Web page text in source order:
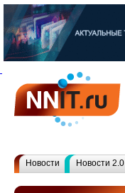
Новости Новости 2.0